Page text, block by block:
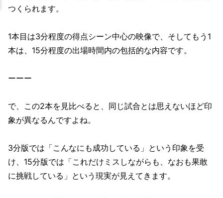
つくられます。
1本目は3分程度の得点シーン中心の映像で、そしてもう1
本は、15分程度の出場時間内の包括的な内容です。
ーーー
で、この2本を見比べると、同じ試合とは思えないほど印
象が異なるんですよね。
3分版では「こんなにも成功している」という印象を受
け、15分版では「これだけミスしながらも、なおも果敢
に挑戦している」という現実が見えてきます。